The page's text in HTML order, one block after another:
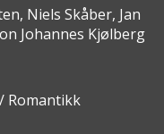
Niels Skåber, Jan
Johannes Kjølberg
Romantikk